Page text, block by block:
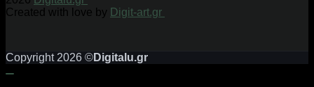
Created with love by Digit-art.gr
Copyright 2026 ©Digitalu.gr